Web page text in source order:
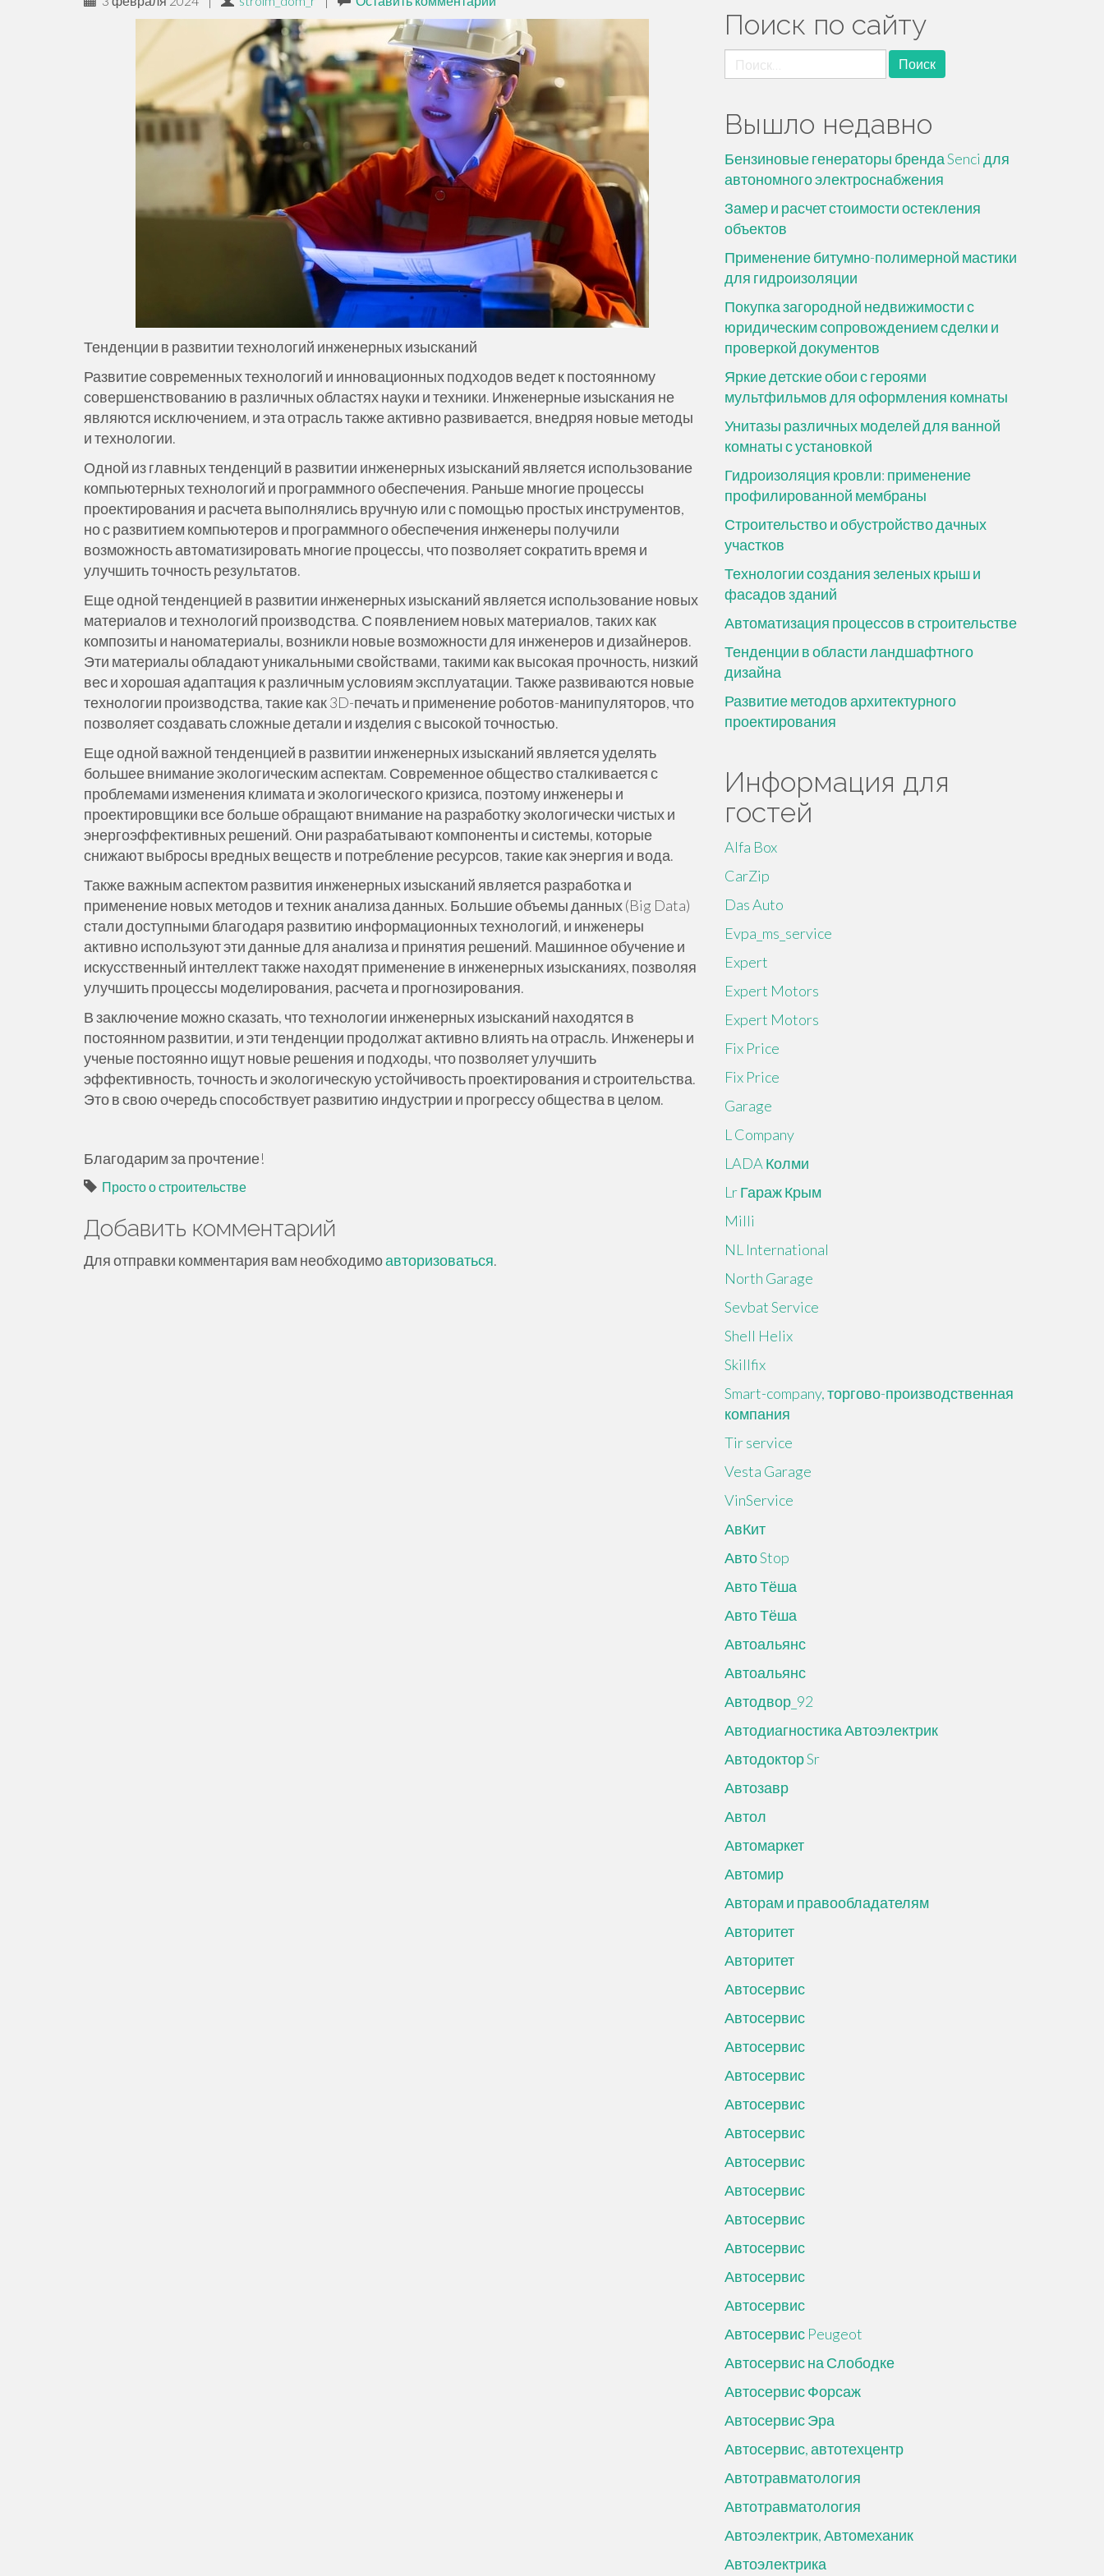
Тенденции в развитии технологий инженерных изысканий
Развитие современных технологий и инновационных подходов ведет к постоянному
совершенствованию в различных областях науки и техники. Инженерные изыскания не
являются исключением, и эта отрасль также активно развивается, внедряя новые методы
и технологии.
Одной из главных тенденций в развитии инженерных изысканий является использование
компьютерных технологий и программного обеспечения. Раньше многие процессы
проектирования и расчета выполнялись вручную или с помощью простых инструментов,
но с развитием компьютеров и программного обеспечения инженеры получили
возможность автоматизировать многие процессы, что позволяет сократить время и
улучшить точность результатов.
Еще одной тенденцией в развитии инженерных изысканий является использование новых
материалов и технологий производства. С появлением новых материалов, таких как
композиты и наноматериалы, возникли новые возможности для инженеров и дизайнеров.
Эти материалы обладают уникальными свойствами, такими как высокая прочность, низкий
вес и хорошая адаптация к различным условиям эксплуатации. Также развиваются новые
технологии производства, такие как 3D-печать и применение роботов-манипуляторов, что
позволяет создавать сложные детали и изделия с высокой точностью.
Еще одной важной тенденцией в развитии инженерных изысканий является уделять
большее внимание экологическим аспектам. Современное общество сталкивается с
проблемами изменения климата и экологического кризиса, поэтому инженеры и
проектировщики все больше обращают внимание на разработку экологически чистых и
энергоэффективных решений. Они разрабатывают компоненты и системы, которые
снижают выбросы вредных веществ и потребление ресурсов, такие как энергия и вода.
Также важным аспектом развития инженерных изысканий является разработка и
применение новых методов и техник анализа данных. Большие объемы данных (Big Data)
стали доступными благодаря развитию информационных технологий, и инженеры
активно используют эти данные для анализа и принятия решений. Машинное обучение и
искусственный интеллект также находят применение в инженерных изысканиях, позволяя
улучшить процессы моделирования, расчета и прогнозирования.
В заключение можно сказать, что технологии инженерных изысканий находятся в
постоянном развитии, и эти тенденции продолжат активно влиять на отрасль. Инженеры и
ученые постоянно ищут новые решения и подходы, что позволяет улучшить
эффективность, точность и экологическую устойчивость проектирования и строительства.
Это в свою очередь способствует развитию индустрии и прогрессу общества в целом.
Благодарим за прочтение!
Просто о строительстве
Добавить комментарий
Для отправки комментария вам необходимоавторизоваться.
Поиск по сайту
Найти:
Вышло недавно
Бензиновые генераторы бренда Senci для
автономного электроснабжения
Замер и расчет стоимости остекления
объектов
Применение битумно-полимерной мастики
для гидроизоляции
Покупка загородной недвижимости с
юридическим сопровождением сделки и
проверкой документов
Яркие детские обои с героями
мультфильмов для оформления комнаты
Унитазы различных моделей для ванной
комнаты с установкой
Гидроизоляция кровли: применение
профилированной мембраны
Строительство и обустройство дачных
участков
Технологии создания зеленых крыш и
фасадов зданий
Автоматизация процессов в строительстве
Тенденции в области ландшафтного
дизайна
Развитие методов архитектурного
проектирования
Информация для
гостей
Alfa Box
CarZip
Das Auto
Evpa_ms_service
Expert
Expert Motors
Expert Motors
Fix Price
Fix Price
Garage
L Company
LADA Колми
Lr Гараж Крым
Milli
NL International
North Garage
Sevbat Service
Shell Helix
Skillfix
Smart-company, торгово-производственная
компания
Tir service
Vesta Garage
VinService
АвКит
Авто Stop
Авто Тёша
Авто Тёша
Автоальянс
Автоальянс
Автодвор_92
Автодиагностика Автоэлектрик
Автодоктор Sr
Автозавр
Автол
Автомаркет
Автомир
Авторам и правообладателям
Авторитет
Авторитет
Автосервис
Автосервис
Автосервис
Автосервис
Автосервис
Автосервис
Автосервис
Автосервис
Автосервис
Автосервис
Автосервис
Автосервис
Автосервис Peugeot
Автосервис на Слободке
Автосервис Форсаж
Автосервис Эра
Автосервис, автотехцентр
Автотравматология
Автотравматология
Автоэлектрик, Автомеханик
Автоэлектрика